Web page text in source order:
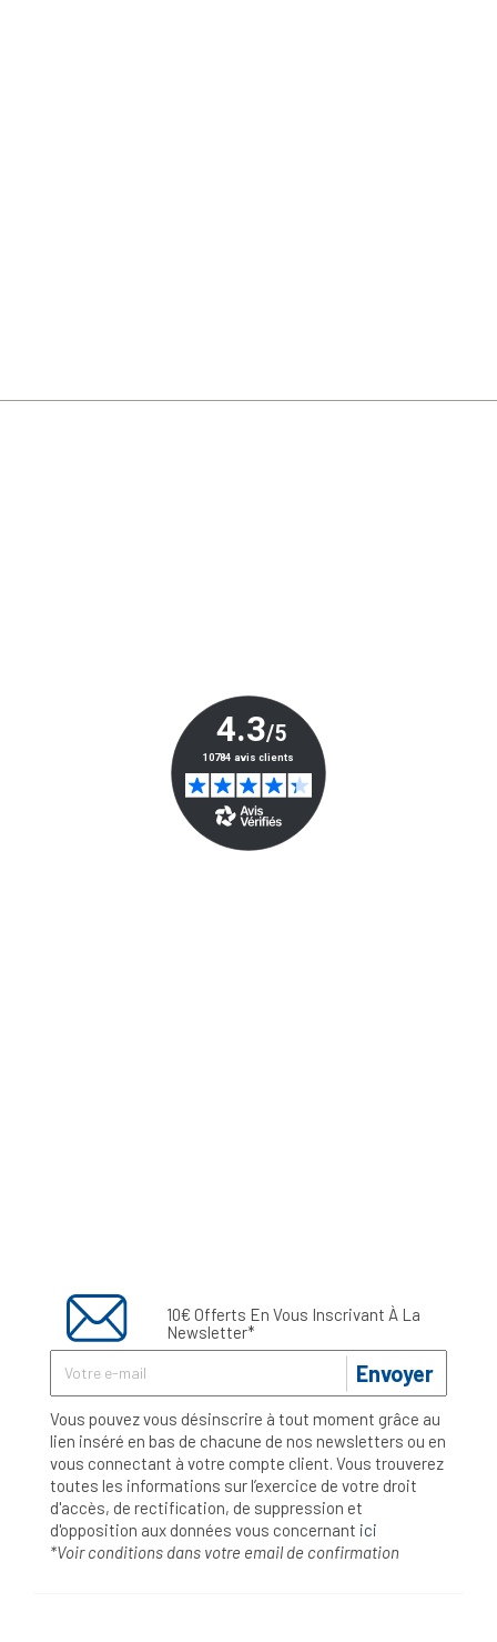
10€ Offerts En Vous Inscrivant À La
Newsletter*
Envoyer
Vous pouvez vous désinscrire à tout moment grâce au
lien inséré en bas de chacune de nos newsletters ou en
vous connectant à votre compte client. Vous trouverez
toutes les informations sur l’exercice de votre droit
d'accès, de rectification, de suppression et
d'opposition aux données vous concernant ici
*Voir conditions dans votre email de confirmation